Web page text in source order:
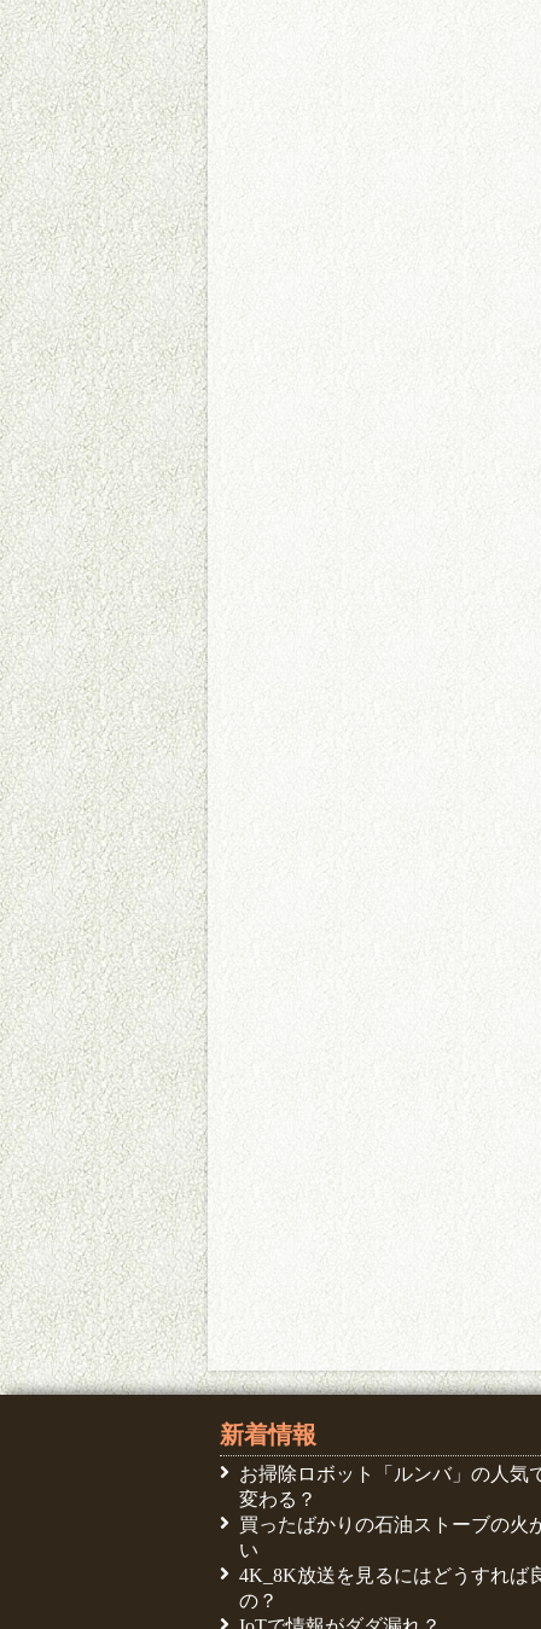
新着情報
お掃除ロボット「ルンバ」の人気
変わる？
買ったばかりの石油ストーブの火
い
4K_8K放送を見るにはどうすれば
の？